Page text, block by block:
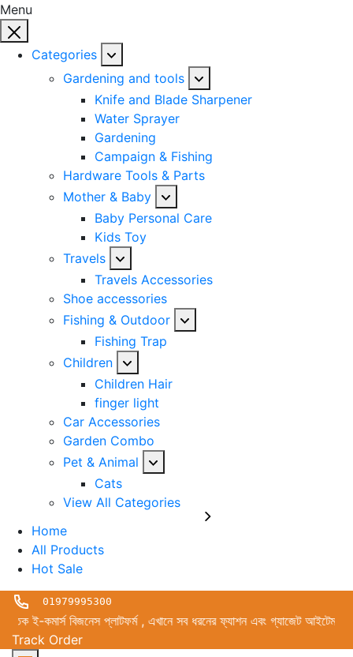
Menu
Categories
Gardening and tools
Knife and Blade Sharpener
Water Sprayer
Gardening
Campaign & Fishing
Hardware Tools & Parts
Mother & Baby
Baby Personal Care
Kids Toy
Travels
Travels Accessories
Shoe accessories
Fishing & Outdoor
Fishing Trap
Children
Children Hair
finger light
Car Accessories
Garden Combo
Pet & Animal
Cats
View All Categories
Home
All Products
Hot Sale
01979995300
বিজনেস প্লাটফর্ম , এখানে সব ধরনের ফ্যাশন এবং গ্যাজেট আইটেম
Track Order